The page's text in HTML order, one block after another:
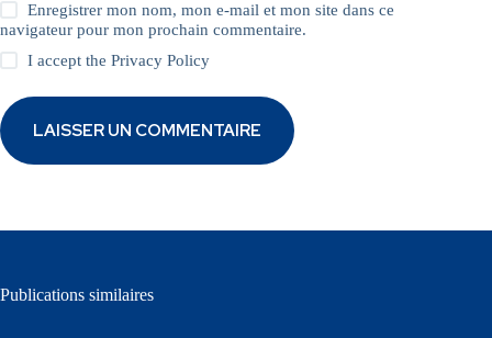
Enregistrer mon nom, mon e-mail et mon site dans ce
navigateur pour mon prochain commentaire.
I accept thePrivacy Policy
LAISSER UN COMMENTAIRE
Publications similaires